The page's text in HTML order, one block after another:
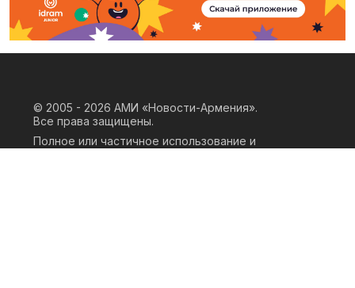
© 2005 - 2026 АМИ «Новости-Армения».
Все права защищены.
Полное или частичное использование и